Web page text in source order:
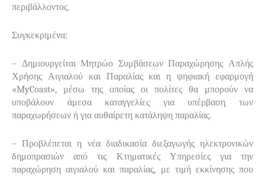
περιβάλλοντος.
Συγκεκριμένα:
– Δημιουργείται Μητρώο Συμβάσεων Παραχώρησης Απλής
Χρήσης Αιγιαλού και Παραλίας και η ψηφιακή εφαρμογή
«MyCoast», μέσω της οποίας οι πολίτες θα μπορούν να
υποβάλουν άμεσα καταγγελίες για υπέρβαση των
παραχωρήσεων ή για αυθαίρετη κατάληψη παραλίας.
– Προβλέπεται η νέα διαδικασία διεξαγωγής ηλεκτρονικών
δημοπρασιών από τις Κτηματικές Υπηρεσίες για την
παραχώρηση αιγιαλού και παραλίας, με τιμή εκκίνησης που